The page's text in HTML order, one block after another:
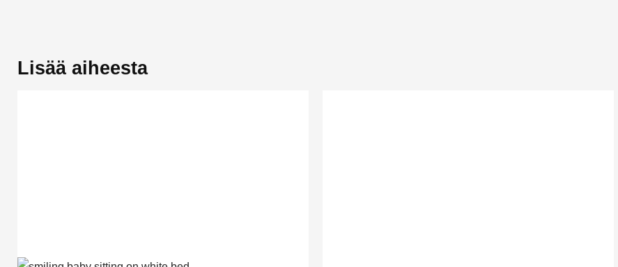
Lisää aiheesta